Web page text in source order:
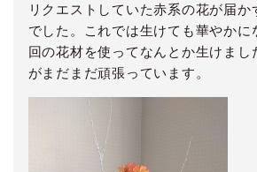
リクエストしていた赤系の花が届か
でした。これでは生けても華やかに
回の花材を使ってなんとか生けまし
がまだまだ頑張っています。